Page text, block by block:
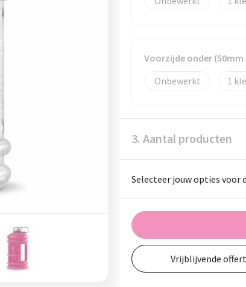
Voorzijde onder (50mm
Onbewerkt
1
3. Aantal producten
Selecteer jouw opties voor
Vrijblijvende